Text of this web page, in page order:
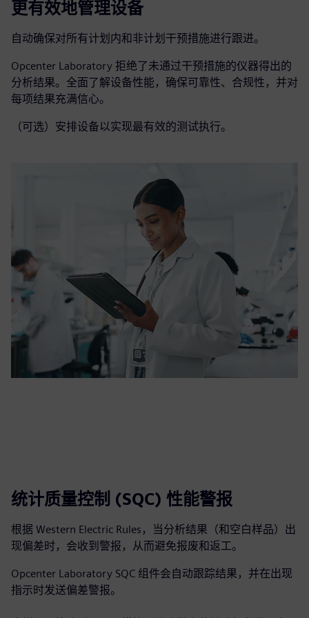
更有效地管理设备
自动确保对所有计划内和非计划干预措施进行跟进。
Opcenter Laboratory 拒绝了未通过干预措施的仪器得出的
分析结果。全面了解设备性能，确保可靠性、合规性，并对
每项结果充满信心。
（可选）安排设备以实现最有效的测试执行。
统计质量控制 (SQC) 性能警报
根据 Western Electric Rules，当分析结果（和空白样品）出
现偏差时，会收到警报，从而避免报废和返工。
Opcenter Laboratory SQC 组件会自动跟踪结果，并在出现
指示时发送偏差警报。